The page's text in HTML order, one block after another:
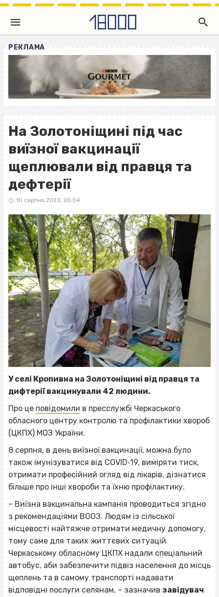
РЕКЛАМА
На Золотоніщині під час
виїзної вакцинації
щеплювали від правця та
дефтерії
10 серпня 2023, 20:04
У селі Кропивна на Золотоніщині від правця та
дифтерії вакцинували 42 людини.
Про це повідомили в пресслужбі Черкаського
обласного центру контролю та профілактики хвороб
(ЦКПХ) МОЗ України.
8 серпня, в день виїзної вакцинації, можна було
також імунізуватися від COVID‐19, виміряти тиск,
отримати професійний огляд від лікарів, дізнатися
більше про інші хвороби та їхню профілактику.
– Виїзна вакцинальна кампанія проводиться згідно
з рекомендаціями ВООЗ. Людям із сільської
місцевості найтяжче отримати медичну допомогу,
тому саме для таких життєвих ситуацій
Черкаському обласному ЦКПХ надали спеціальний
автобус, аби забезпечити підвіз населення до місць
щеплень та в самому транспорті надавати
відповідні послуги селянам, – зазначив завідувач